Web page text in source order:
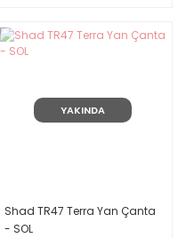
YAKINDA
Shad TR47 Terra Yan Çanta
- SOL